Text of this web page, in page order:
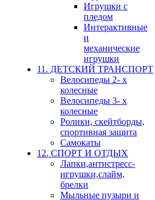
Игрушки с
пледом
Интерактивные
и
механические
игрушки
11. ДЕТСКИЙ ТРАНСПОРТ
Велосипеды 2- х
колесные
Велосипеды 3- х
колесные
Ролики, скейтборды,
спортивная защита
Самокаты
12. СПОРТ И ОТДЫХ
Лапки,антистресс-
игрушки,слайм,
брелки
Мыльные пузыри и